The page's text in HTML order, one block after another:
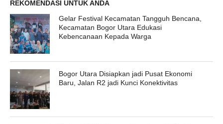
REKOMENDASI UNTUK ANDA
Gelar Festival Kecamatan Tangguh Bencana,
Kecamatan Bogor Utara Edukasi
Kebencanaan Kepada Warga
Bogor Utara Disiapkan jadi Pusat Ekonomi
Baru, Jalan R2 jadi Kunci Konektivitas